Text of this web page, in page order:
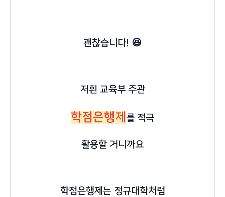
괜찮습니다! 😆
저흰 교육부 주관
학점은행제 를 적극
활용할 거니까요
학점은행제는 정규대학처럼